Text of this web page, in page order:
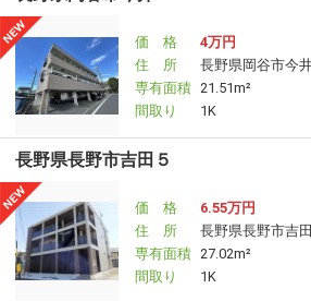
価 格
4万円
住 所
長野県岡谷市今
専有面積 21.51m²
間取り
1K
長野県長野市吉田５
価 格
6.55万円
住 所
長野県長野市吉
専有面積 27.02m²
間取り
1K